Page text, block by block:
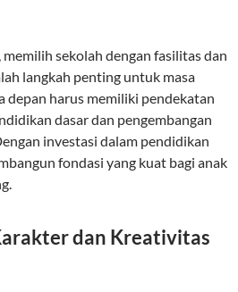
memilih sekolah dengan fasilitas dan
langkah penting untuk masa
depan harus memiliki pendekatan
dasar dan pengembangan
investasi dalam pendidikan
fondasi yang kuat bagi anak
dan Kreativitas